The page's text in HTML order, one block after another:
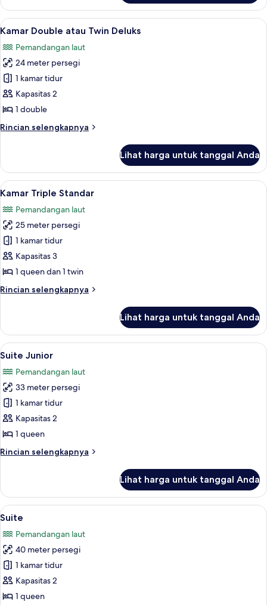
Kamar
Double,
pemandangan
Lihat
semua
foto
untuk
Kamar
Double
atau
Deluks
Kamar Double atau Twin Deluks |
7
Kamar Double atau Twin Deluks
Pemandangan laut
24 meter persegi
1 kamar tidur
Kapasitas 2
1 double
Rincian selengkapnya
Rincian
Kamar
Double
atau
Deluks
Lihat harga untuk tanggal Anda
Lihat
semua
foto
untuk
Kamar
Triple
Standar
Kamar Triple Standar | Seprai
7
Kamar Triple Standar
Pemandangan laut
25 meter persegi
1 kamar tidur
Kapasitas 3
1 queen dan 1 twin
Rincian selengkapnya
Rincian
Kamar
Triple
Standar
Lihat harga untuk tanggal Anda
Lihat
semua
foto
untuk
Suite
Junior
Suite Junior | Seprai premium,
6
Suite Junior
Pemandangan laut
33 meter persegi
1 kamar tidur
Kapasitas 2
1 queen
Rincian selengkapnya
Rincian
Suite
Junior
Lihat harga untuk tanggal Anda
Lihat
semua
foto
untuk
Suite
Suite | Seprai premium, selimut bulu
17
Suite
Pemandangan laut
40 meter persegi
1 kamar tidur
Kapasitas 2
1 queen